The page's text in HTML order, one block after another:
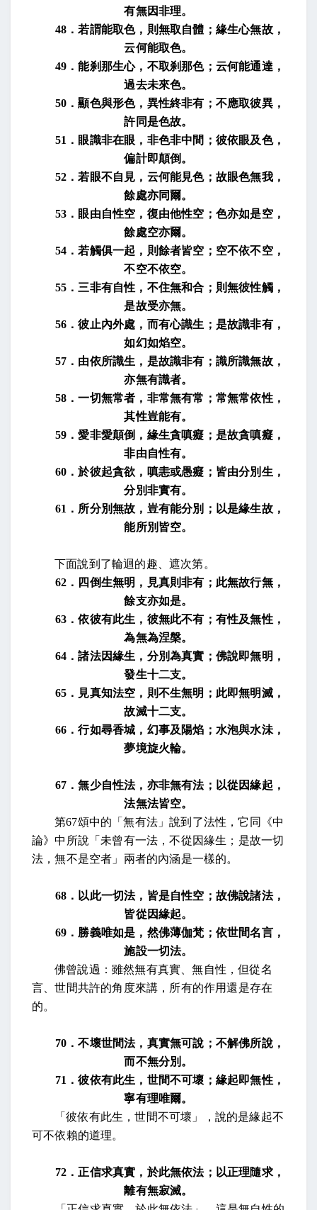
有無因非理。
48 ．若謂能取色，則無取自體；緣生心無故，
云何能取色。
49 ．能刹那生心，不取刹那色；云何能通達，
過去未來色。
50 ．顯色與形色，異性終非有；不應取彼異，
許同是色故。
51 ．眼識非在眼，非色非中間；彼依眼及色，
偏計即顛倒。
52 ．若眼不自見，云何能見色；故眼色無我，
餘處亦同爾。
53 ．眼由自性空，復由他性空；色亦如是空，
餘處空亦爾。
54 ．若觸俱一起，則餘者皆空；空不依不空，
不空不依空。
55 ．三非有自性，不住無和合；則無彼性觸，
是故受亦無。
56 ．彼止內外處，而有心識生；是故識非有，
如幻如焰空。
57 ．由依所識生，是故識非有；識所識無故，
亦無有識者。
58 ．一切無常者，非常無有常；常無常依性，
其性豈能有。
59 ．愛非愛顛倒，緣生貪嗔癡；是故貪嗔癡，
非由自性有。
60 ．於彼起貪欲，嗔恚或愚癡；皆由分別生，
分別非實有。
61 ．所分別無故，豈有能分別；以是緣生故，
能所別皆空。
下面說到了輪迴的趣、遮次第。
62 ．四倒生無明，見真則非有；此無故行無，
餘支亦如是。
63 ．依彼有此生，彼無此不有；有性及無性，
為無為涅槃。
64 ．諸法因緣生，分別為真實；佛說即無明，
發生十二支。
65 ．見真知法空，則不生無明；此即無明滅，
故滅十二支。
66 ．行如尋香城，幻事及陽焰；水泡與水沬，
夢境旋火輪。
67 ．無少自性法，亦非無有法；以從因緣起，
法無法皆空。
第67頌中的「無有法」說到了法性，它同《中
論》中所說「未曾有一法，不從因緣生；是故一切
法，無不是空者」兩者的內涵是一樣的。
68 ．以此一切法，皆是自性空；故佛說諸法，
皆從因緣起。
69 ．勝義唯如是，然佛薄伽梵；依世間名言，
施設一切法。
佛曾說過：雖然無有真實、無自性，但從名
言、世間共許的角度來講，所有的作用還是存在
的。
70 ．不壞世間法，真實無可說；不解佛所說，
而不無分別。
71 ．彼依有此生，世間不可壞；緣起即無性，
寧有理唯爾。
「彼依有此生，世間不可壞」，說的是緣起不
可不依賴的道理。
72 ．正信求真實，於此無依法；以正理隨求，
離有無寂滅。